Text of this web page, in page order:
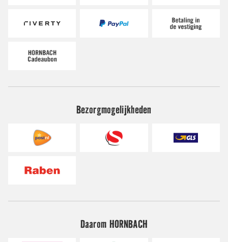
Bezorgmogelijkheden
Daarom HORNBACH